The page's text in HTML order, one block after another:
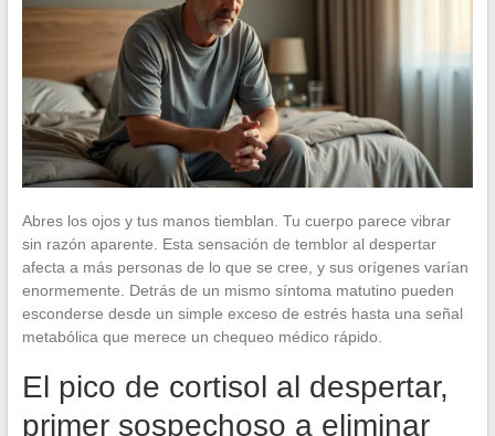
Abres los ojos y tus manos tiemblan. Tu cuerpo parece vibrar
sin razón aparente. Esta sensación de temblor al despertar
afecta a más personas de lo que se cree, y sus orígenes varían
enormemente. Detrás de un mismo síntoma matutino pueden
esconderse desde un simple exceso de estrés hasta una señal
metabólica que merece un chequeo médico rápido.
El pico de cortisol al despertar,
primer sospechoso a eliminar